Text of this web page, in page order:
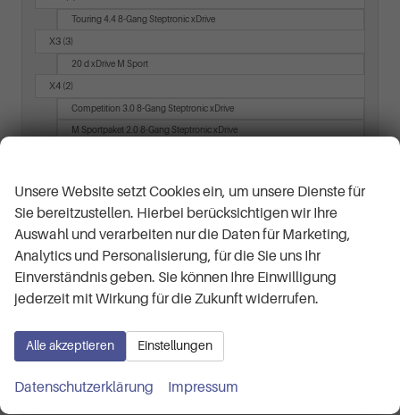
Touring 4.4 8-Gang Steptronic xDrive
X3 (3)
20 d xDrive M Sport
X4 (2)
Competition 3.0 8-Gang Steptronic xDrive
M Sportpaket 2.0 8-Gang Steptronic xDrive
Cupra
Dacia
Ford
Jeep
Opel
Unsere Website setzt Cookies ein, um unsere Dienste für
Sie bereitzustellen. Hierbei berücksichtigen wir Ihre
Auswahl und verarbeiten nur die Daten für Marketing,
Analytics und Personalisierung, für die Sie uns Ihr
Einverständnis geben. Sie können Ihre Einwilligung
jederzeit mit Wirkung für die Zukunft widerrufen.
Alle akzeptieren Einstellungen
Datenschutzerklärung Impressum